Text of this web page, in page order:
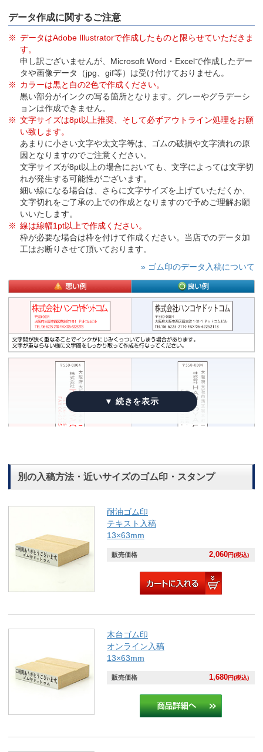
データ作成に関するご注意
データはAdobe Illustratorで作成したものと限らせていただきま
す。
申し訳ございませんが、Microsoft Word・Excelで作成したデー
タや画像データ（jpg、gif等）は受け付けておりません。
カラーは黒と白の2色で作成ください。
黒い部分がインクの写る箇所となります。グレーやグラデーシ
ョンは作成できません。
文字サイズは8pt以上推奨、そして必ずアウトライン処理をお願
い致します。
あまりに小さい文字や太文字等は、ゴムの破損や文字潰れの原
因となりますのでご注意ください。
文字サイズが8pt以上の場合においても、文字によっては文字切
れが発生する可能性がございます。
細い線になる場合は、さらに文字サイズを上げていただくか、
文字切れをご了承の上での作成となりますので予めご理解お願
いいたします。
線は線幅1pt以上で作成ください。
枠が必要な場合は枠を付けて作成ください。当店でのデータ加
工はお断りさせて頂いております。
» ゴム印のデータ入稿について
別の入稿方法・近いサイズのゴム印・スタンプ
耐油ゴム印
テキスト入稿
13×63mm
販売価格 2,060円(税込)
木台ゴム印
オンライン入稿
13×63mm
販売価格 1,680円(税込)